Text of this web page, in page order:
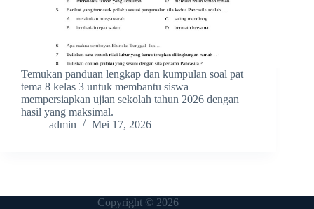
Temukan panduan lengkap dan kumpulan soal pat
tema 8 kelas 3 untuk membantu siswa
mempersiapkan ujian sekolah tahun 2026 dengan
hasil yang maksimal.
admin
Mei 17, 2026
Copyright © 2026